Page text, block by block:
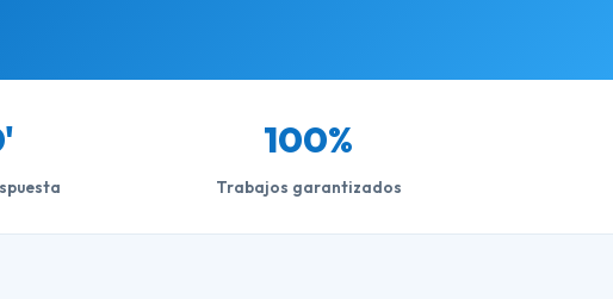
100%
Trabajos garantizados